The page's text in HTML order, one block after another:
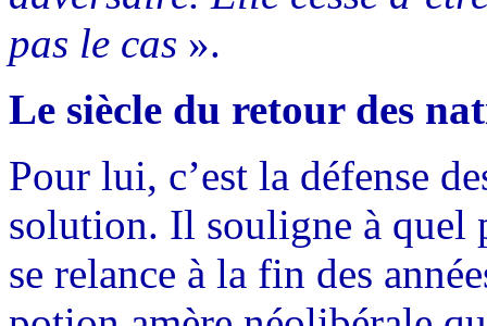
pas le cas ».
Le siècle du retour des
Pour lui, c’est la défense
solution. Il souligne à quel
se relance à la fin des